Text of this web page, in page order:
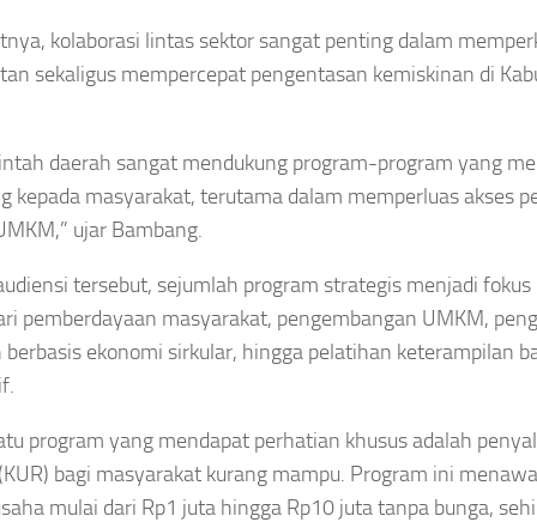
kolaborasi lintas sektor sangat penting dalam
sekaligus mempercepat pengentasan kemiskinan di
daerah sangat mendukung program-program yang
kepada masyarakat, terutama dalam memperluas akses
ujar Bambang.
tersebut, sejumlah program strategis menjadi
pemberdayaan masyarakat, pengembangan UMKM,
berbasis ekonomi sirkular, hingga pelatihan keterampilan
program yang mendapat perhatian khusus adalah
bagi masyarakat kurang mampu. Program ini
mulai dari Rp1 juta hingga Rp10 juta tanpa bunga,
Singapura
Fandi Cerita
Pacitan
Sandy
NASIONAL
Barat Live
Saat Jam
Kerja,
Ucapan
Minta Fee
Picu
Klarifikasi
Agustus
7, 2026
HUKUM
Perwira
Menengah
Tersandung
Narkoba
Sepanjang
2026
Agustus
7, 2026